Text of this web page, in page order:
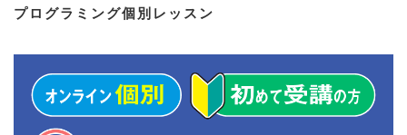
プログラミング個別レッスン